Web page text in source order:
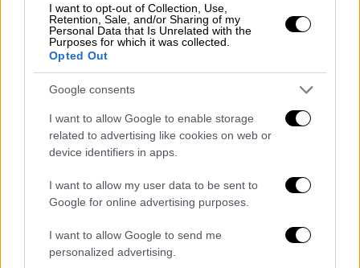
I want to opt-out of Collection, Use,
Retention, Sale, and/or Sharing of my
Personal Data that Is Unrelated with the
Purposes for which it was collected.
Opted Out
Google consents
I want to allow Google to enable storage
related to advertising like cookies on web or
device identifiers in apps.
I want to allow my user data to be sent to
Google for online advertising purposes.
I want to allow Google to send me
personalized advertising.
Κόσμος|18.06.2026 20:12
Θρίλερ στο Λονδίνο: Πτώμα βρέθηκε
στις ρόδες αεροπλάνου μετά την
προσγείωση